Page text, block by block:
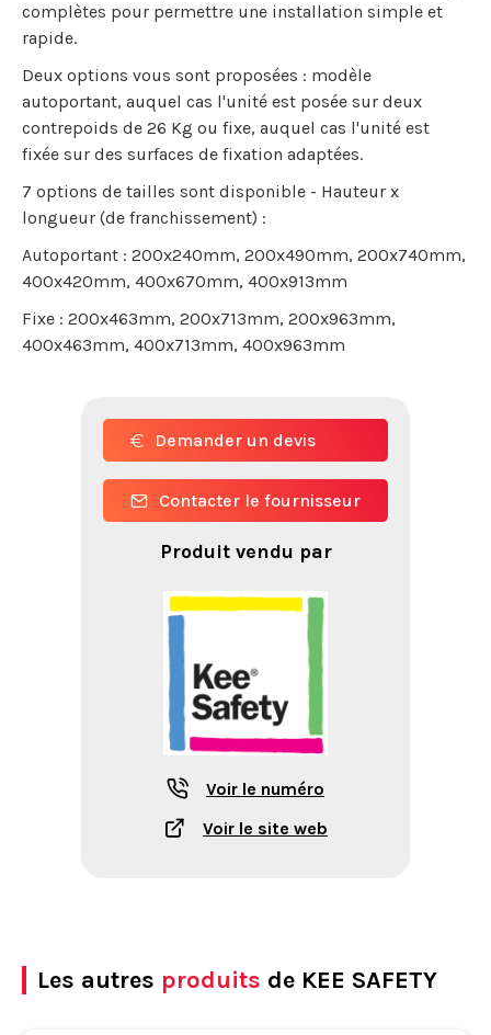
complètes pour permettre une installation simple et
rapide.
Deux options vous sont proposées : modèle
autoportant, auquel cas l'unité est posée sur deux
contrepoids de 26 Kg ou fixe, auquel cas l'unité est
fixée sur des surfaces de fixation adaptées.
7 options de tailles sont disponible - Hauteur x
longueur (de franchissement) :
Autoportant : 200x240mm, 200x490mm, 200x740mm,
400x420mm, 400x670mm, 400x913mm
Fixe : 200x463mm, 200x713mm, 200x963mm,
400x463mm, 400x713mm, 400x963mm
Demander un devis
Contacter le fournisseur
Produit vendu par
Voir le numéro
Voir le site web
Les autres produits de KEE SAFETY